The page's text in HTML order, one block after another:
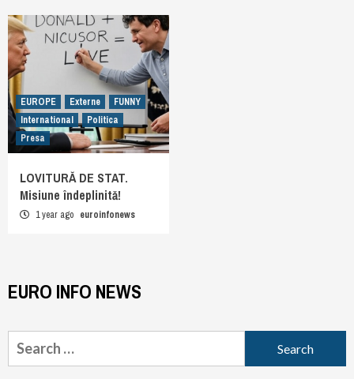
EUROPE Externe
FUNNY
International
Politica
Presa
LOVITURĂ DE STAT.
Misiune îndeplinită!
1 year ago euroinfonews
EURO INFO NEWS
Search
for: